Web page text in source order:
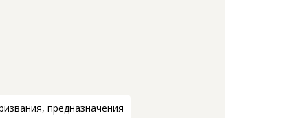
предназначения